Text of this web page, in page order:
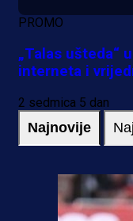
PROMO
„Talas ušteda“
interneta i
2 sedmica 5 dan
Najnovije